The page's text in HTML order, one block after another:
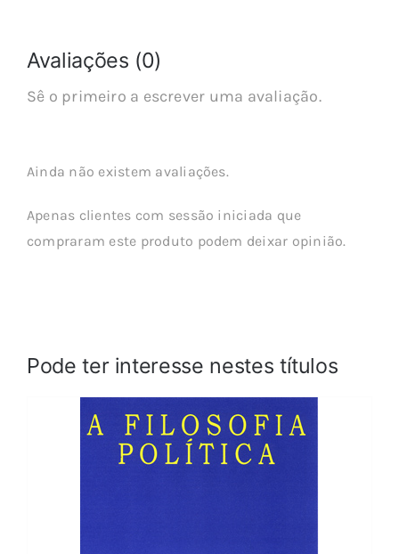
Avaliações (0)
Sê o primeiro a escrever uma avaliação.
Ainda não existem avaliações.
Apenas clientes com sessão iniciada que
compraram este produto podem deixar opinião.
Pode ter interesse nestes títulos